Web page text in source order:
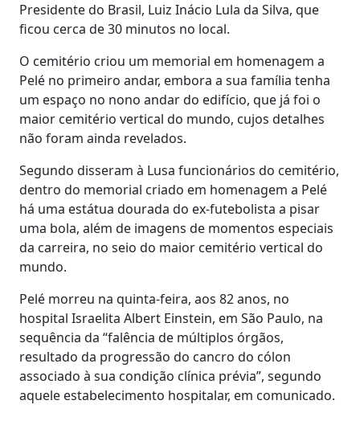
Presidente do Brasil, Luiz Inácio Lula da Silva, que
ficou cerca de 30 minutos no local.
O cemitério criou um memorial em homenagem a
Pelé no primeiro andar, embora a sua família tenha
um espaço no nono andar do edifício, que já foi o
maior cemitério vertical do mundo, cujos detalhes
não foram ainda revelados.
Segundo disseram à Lusa funcionários do cemitério,
dentro do memorial criado em homenagem a Pelé
há uma estátua dourada do ex-futebolista a pisar
uma bola, além de imagens de momentos especiais
da carreira, no seio do maior cemitério vertical do
mundo.
Pelé morreu na quinta-feira, aos 82 anos, no
hospital Israelita Albert Einstein, em São Paulo, na
sequência da “falência de múltiplos órgãos,
resultado da progressão do cancro do cólon
associado à sua condição clínica prévia”, segundo
aquele estabelecimento hospitalar, em comunicado.